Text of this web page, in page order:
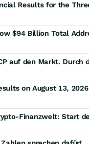
on August 13, 2026